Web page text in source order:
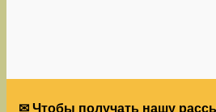
✉ Чтобы получать нашу